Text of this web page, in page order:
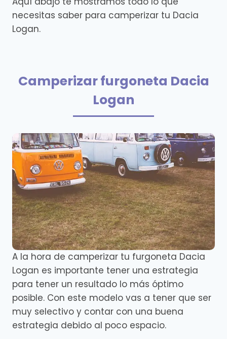
necesitas saber para camperizar tu Dacia
Logan.
Camperizar furgoneta Dacia
Logan
A la hora de camperizar tu furgoneta Dacia
Logan es importante tener una estrategia
para tener un resultado lo más óptimo
posible. Con este modelo vas a tener que ser
muy selectivo y contar con una buena
estrategia debido al poco espacio.